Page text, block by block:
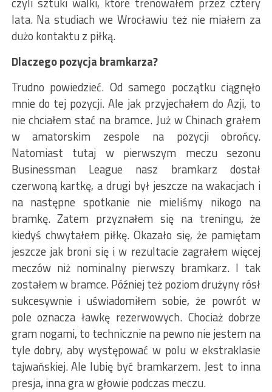
lata. Na studiach we Wrocławiu też nie miałem za
dużo kontaktu z piłką.
Dlaczego pozycja bramkarza?
Trudno powiedzieć. Od samego początku ciągnęło
mnie do tej pozycji. Ale jak przyjechałem do Azji, to
nie chciałem stać na bramce. Już w Chinach grałem
w amatorskim zespole na pozycji obrońcy.
Natomiast tutaj w pierwszym meczu sezonu
Businessman League nasz bramkarz dostał
czerwoną kartkę, a drugi był jeszcze na wakacjach i
na następne spotkanie nie mieliśmy nikogo na
bramkę. Zatem przyznałem się na treningu, że
kiedyś chwytałem piłkę. Okazało się, że pamiętam
jeszcze jak broni się i w rezultacie zagrałem więcej
meczów niż nominalny pierwszy bramkarz. I tak
zostałem w bramce. Później też poziom drużyny rósł
sukcesywnie i uświadomiłem sobie, że powrót w
pole oznacza ławkę rezerwowych. Chociaż dobrze
gram nogami, to technicznie na pewno nie jestem na
tyle dobry, aby występować w polu w ekstraklasie
tajwańskiej. Ale lubię być bramkarzem. Jest to inna
presja, inna gra w głowie podczas meczu.